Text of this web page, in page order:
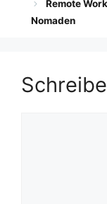
Remote
Nomaden